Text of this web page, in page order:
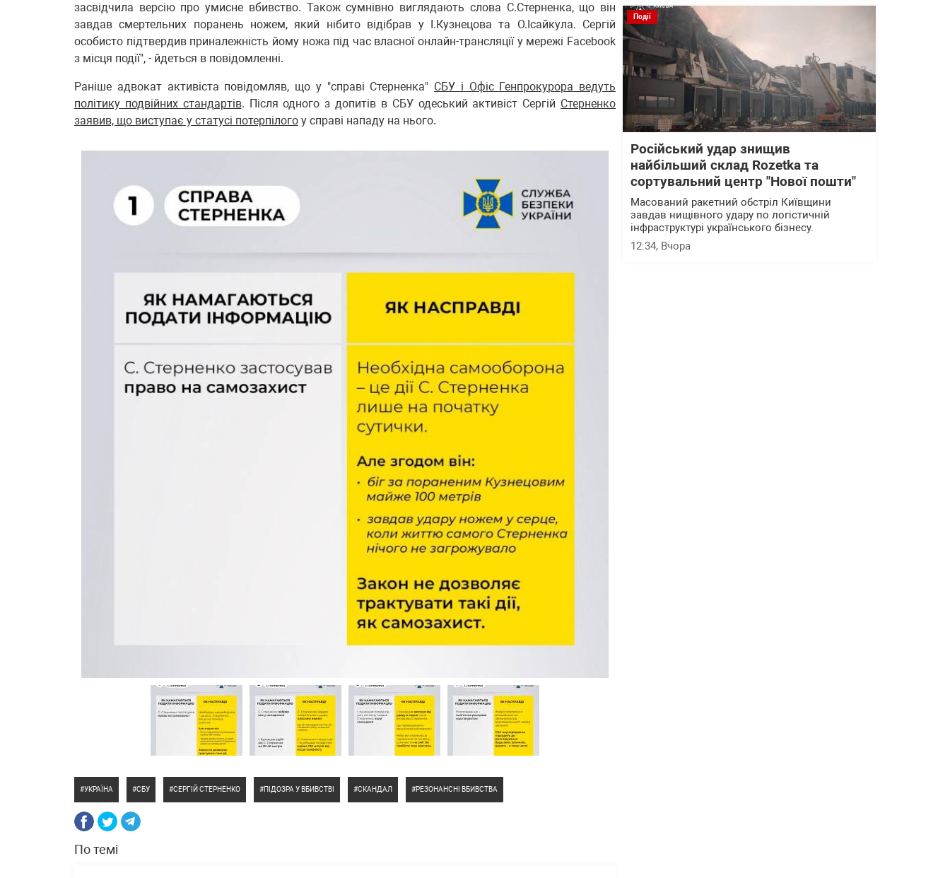
засвідчила версію про умисне вбивство. Також сумнівно виглядають слова С.Стерненка, що він
завдав смертельних поранень ножем, який нібито відібрав у І.Кузнецова та О.Ісайкула. Сергій
особисто підтвердив приналежність йому ножа під час власної онлайн-трансляції у мережі Facebook
з місця події", - йдеться в повідомленні.
Раніше адвокат активіста повідомляв, що у "справі Стерненка" СБУ і Офіс Генпрокурора ведуть
політику подвійних стандартів. Після одного з допитів в СБУ одеський активіст Сергій Стерненко
заявив, що виступає у статусі потерпілого у справі нападу на нього.
УКРАЇНА СБУ СЕРГІЙ СТЕРНЕНКО ПІДОЗРА У ВБИВСТВІ СКАНДАЛ РЕЗОНАНСНІ ВБИВСТВА
По темі
Події
Російський удар знищив
найбільший склад Rozetka та
сортувальний центр "Нової пошти"
Масований ракетний обстріл Київщини
завдав нищівного удару по логістичній
інфраструктурі українського бізнесу.
12:34, Вчора